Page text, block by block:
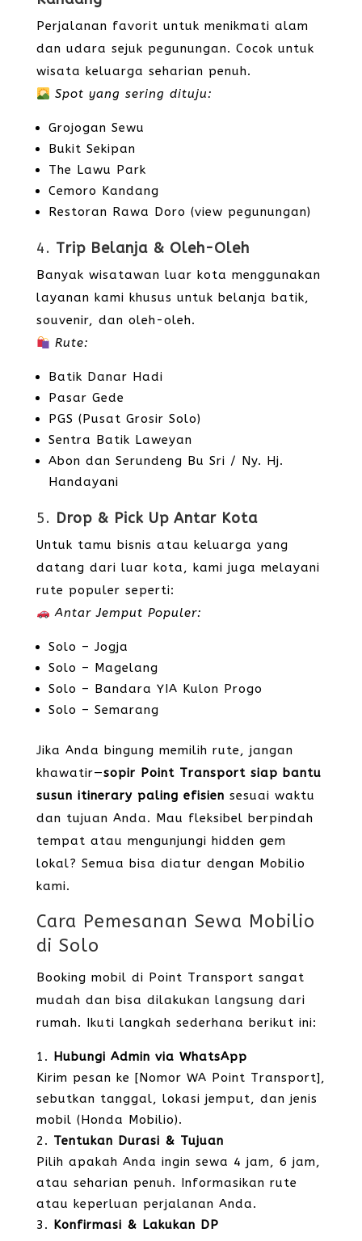
Perjalanan favorit untuk menikmati alam
dan udara sejuk pegunungan. Cocok untuk
wisata keluarga seharian penuh.
Spot yang sering dituju:
Grojogan Sewu
Bukit Sekipan
The Lawu Park
Cemoro Kandang
Restoran Rawa Doro (view pegunungan)
4. Trip Belanja & Oleh-Oleh
Banyak wisatawan luar kota menggunakan
layanan kami khusus untuk belanja batik,
souvenir, dan oleh-oleh.
Rute:
Batik Danar Hadi
Pasar Gede
PGS (Pusat Grosir Solo)
Sentra Batik Laweyan
Abon dan Serundeng Bu Sri / Ny. Hj.
Handayani
5. Drop & Pick Up Antar Kota
Untuk tamu bisnis atau keluarga yang
datang dari luar kota, kami juga melayani
rute populer seperti:
Antar Jemput Populer:
Solo – Jogja
Solo – Magelang
Solo – Bandara YIA Kulon Progo
Solo – Semarang
Jika Anda bingung memilih rute, jangan
khawatir—sopir Point Transport siap bantu
susun itinerary paling efisien sesuai waktu
dan tujuan Anda. Mau fleksibel berpindah
tempat atau mengunjungi hidden gem
lokal? Semua bisa diatur dengan Mobilio
kami.
Cara Pemesanan Sewa Mobilio
di Solo
Booking mobil di Point Transport sangat
mudah dan bisa dilakukan langsung dari
rumah. Ikuti langkah sederhana berikut ini:
Hubungi Admin via WhatsApp
Kirim pesan ke [Nomor WA Point Transport],
sebutkan tanggal, lokasi jemput, dan jenis
mobil (Honda Mobilio).
Tentukan Durasi & Tujuan
Pilih apakah Anda ingin sewa 4 jam, 6 jam,
atau seharian penuh. Informasikan rute
atau keperluan perjalanan Anda.
Konfirmasi & Lakukan DP